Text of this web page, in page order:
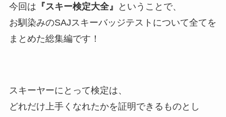
今回は 『スキー検定大全』
ということで、
お馴染みのSAJスキーバッジテストについて全てを
まとめた総集編です！
スキーヤーにとって検定は、
どれだけ上手くなれたかを証明できるものとし